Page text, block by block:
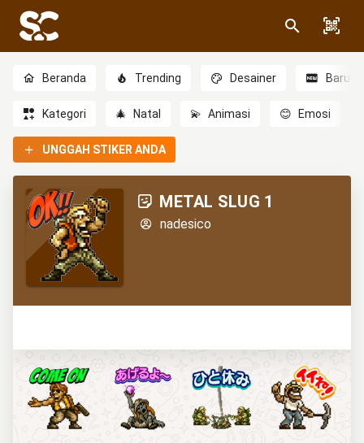
Beranda Trending Desainer Baru
Kategori 🎄 Natal 💫 Animasi 😊 Emosi
UNGGAH STIKER ANDA
METAL SLUG 1
nadesico